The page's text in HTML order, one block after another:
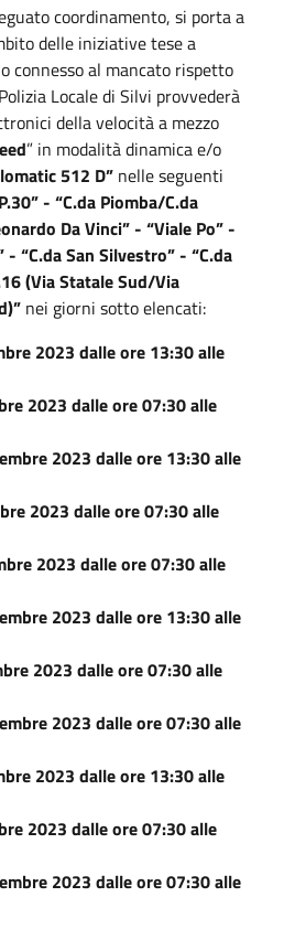
coordinamento, si porta a
delle iniziative tese a
connesso al mancato rispetto
Locale di Silvi provvederà
della velocità a mezzo
” in modalità dinamica e/o
512 D” nelle seguenti
- “C.da Piomba/C.da
Da Vinci” - “Viale Po” -
- “C.da San Silvestro” - “C.da
(Via Statale Sud/Via
nei giorni sotto elencati:
2023 dalle ore 13:30 alle
2023 dalle ore 07:30 alle
2023 dalle ore 13:30 alle
2023 dalle ore 07:30 alle
2023 dalle ore 07:30 alle
2023 dalle ore 13:30 alle
2023 dalle ore 07:30 alle
2023 dalle ore 07:30 alle
2023 dalle ore 13:30 alle
2023 dalle ore 07:30 alle
2023 dalle ore 07:30 alle